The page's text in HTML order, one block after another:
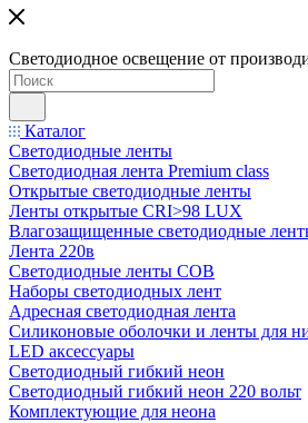
Светодиодное освещение от
Каталог
Светодиодные ленты
Светодиодная лента Premium class
Открытые светодиодные ленты
Ленты открытые CRI>98 LUX
Влагозащищенные светодиодные
Лента 220в
Светодиодные ленты COB
Наборы светодиодных лент
Адресная светодиодная лента
Силиконовые оболочки и ленты для
LED аксессуары
Светодиодный гибкий неон
Светодиодный гибкий неон 220 вольт
Комплектующие для неона